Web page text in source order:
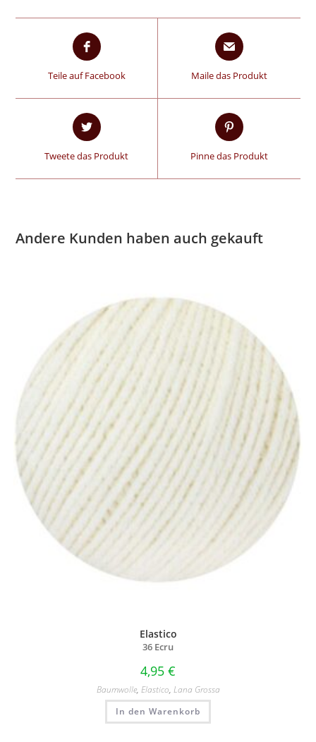
Teile auf Facebook Maile das Produkt
Tweete das Produkt Pinne das Produkt
Andere Kunden haben auch gekauft
Elastico
36 Ecru
4,95 €
Baumwolle, Elastico, Lana Grossa
In den Warenkorb